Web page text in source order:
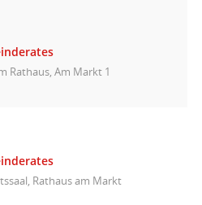
Rathaus, Am Markt 1
Rathaus am Markt